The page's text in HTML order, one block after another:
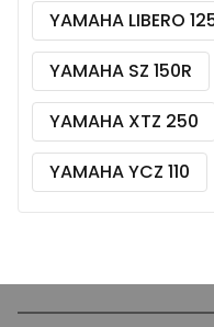
YAMAHA LIBERO
YAMAHA SZ 150R
YAMAHA XTZ 250
YAMAHA YCZ 110